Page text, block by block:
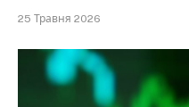
25 Травня 2026